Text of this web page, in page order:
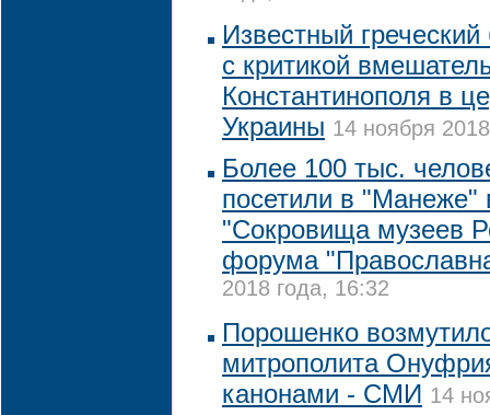
Известный
с критикой
Константинополя в
Украины 14 ноября
Более 100 тыс.
посетили в "Манеже"
"Сокровища музеев
форума
2018 года, 16:32
Порошенко
митрополита
канонами - СМИ 14